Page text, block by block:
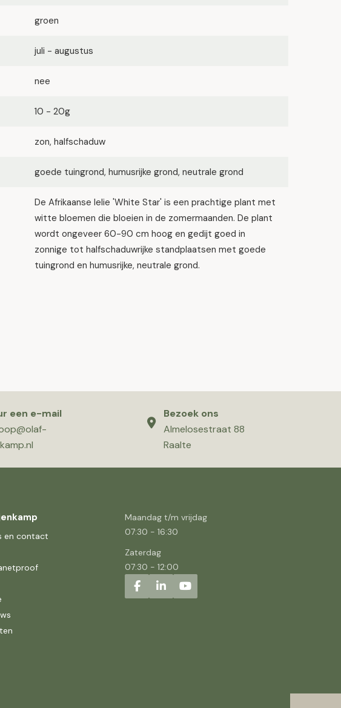
groen
juli - augustus
nee
10 - 20g
zon, halfschaduw
goede tuingrond, humusrijke grond, neutrale grond
De Afrikaanse lelie 'White Star' is een prachtige plant met
witte bloemen die bloeien in de zomermaanden. De plant
wordt ongeveer 60-90 cm hoog en gedijt goed in
zonnige tot halfschaduwrijke standplaatsen met goede
tuingrond en humusrijke, neutrale grond.
een e-mail
Bezoek ons
Almelosestraat 88
Raalte
en contact
Maandag t/m vrijdag
07:30 - 16:30
Zaterdag
07:30 - 12:00